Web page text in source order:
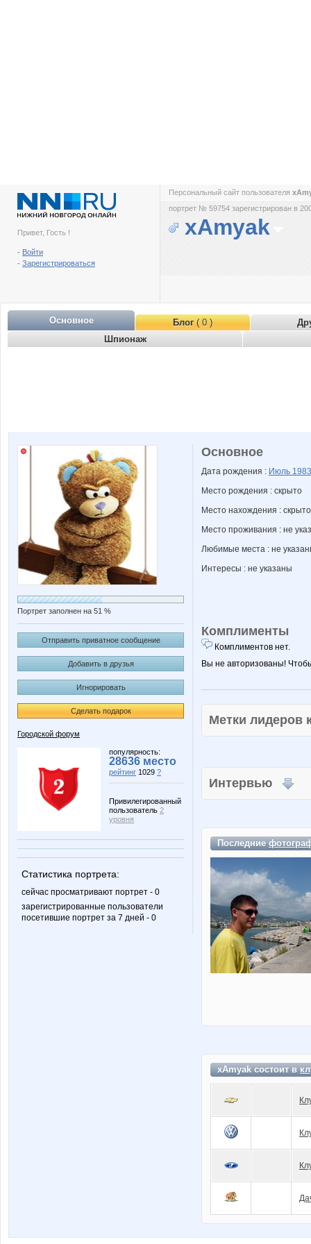
Привет, Гость !
- Войти
- Зарегистрироваться
Персональный сайт пользователя
портрет № 59754 зарегистрирован в
xAmyak
Основное Блог( 0 )
Шпионаж
Портрет заполнен на 51 %
Отправить приватное сообщение
Добавить в друзья
Игнорировать
Сделать подарок
Городской форум
популярность:
28636 место
рейтинг 1029 ?
Привилегированный
пользователь 2
уровня
Статистика портрета:
сейчас просматривают портрет - 0
зарегистрированные пользователи
посетившие портрет за 7 дней - 0
Основное
Дата рождения : Июль 1983
Место рождения : скрыто
Место нахождения : скрыто
Место проживания : не
Любимые места : не
Интересы : не указаны
Комплименты
Комплиментов нет.
Вы не авторизованы!
Метки
Интервью
Последние
xAmyak состоит в